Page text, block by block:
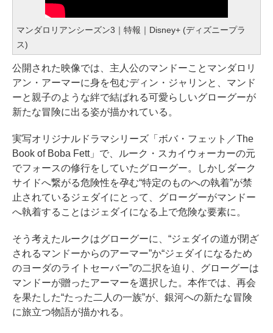
マンダロリアンシーズン3｜特報｜Disney+ (ディズニープラ
ス)
公開された映像では、主人公のマンドーことマンダロリ
アン・アーマーに身を包むディン・ジャリンと、マンド
ーと親子のような絆で結ばれる可愛らしいグローグーが
新たな冒険に出る姿が描かれている。
実写オリジナルドラマシリーズ「ボバ・フェット／The
Book of Boba Fett」で、ルーク・スカイウォーカーの元
でフォースの修行をしていたグローグー。しかしダーク
サイドへ繋がる危険性を孕む“特定のものへの執着”が禁
止されているジェダイにとって、グローグーがマンドー
へ執着することはジェダイになる上で危険な要素に。
そう考えたルークはグローグーに、“ジェダイの道が閉ざ
されるマンドーからのアーマー”か“ジェダイになるため
のヨーダのライトセーバー”の二択を迫り、グローグーは
マンドーが贈ったアーマーを選択した。本作では、再会
を果たした“たった二人の一族”が、銀河への新たな冒険
に旅立つ物語が描かれる。